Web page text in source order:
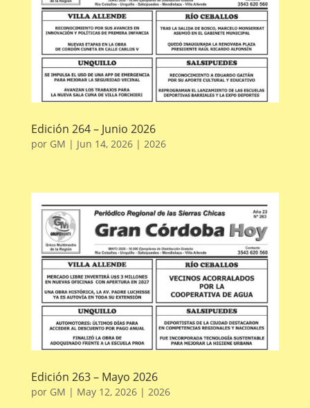
Edición 264 – Junio 2026
por GM | Jun 14, 2026| 2026
Edición 263 – Mayo 2026
por GM | May 12, 2026| 2026